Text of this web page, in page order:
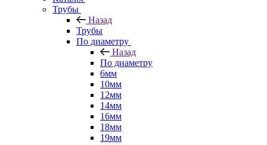
Трубы
Назад
Трубы
По диаметру
Назад
По диаметру
6мм
10мм
12мм
14мм
16мм
18мм
19мм